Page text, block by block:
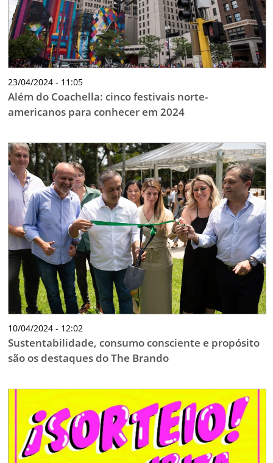
23/04/2024 - 11:05
Além do Coachella: cinco festivais norte-
americanos para conhecer em 2024
10/04/2024 - 12:02
Sustentabilidade, consumo consciente e propósito
são os destaques do The Brando